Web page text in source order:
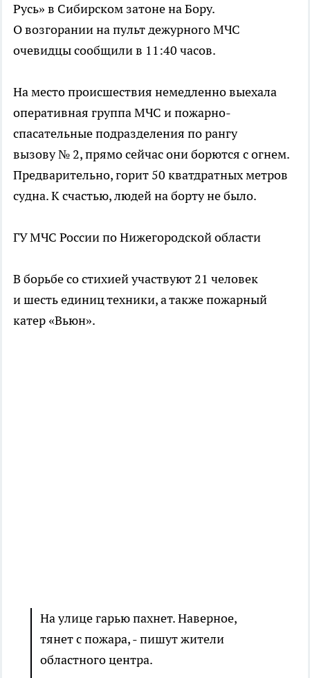
Русь» в Сибирском затоне на Бору.
О возгорании на пульт дежурного МЧС
очевидцы сообщили в 11:40 часов.
На место происшествия немедленно выехала
оперативная группа МЧС и пожарно-
спасательные подразделения по рангу
вызову № 2, прямо сейчас они борются с огнем.
Предварительно, горит 50 кватдратных метров
судна. К счастью, людей на борту не было.
ГУ МЧС России по Нижегородской области
В борьбе со стихией участвуют 21 человек
и шесть единиц техники, а также пожарный
катер «Вьюн».
На улице гарью пахнет. Наверное,
тянет с пожара, - пишут жители
областного центра.